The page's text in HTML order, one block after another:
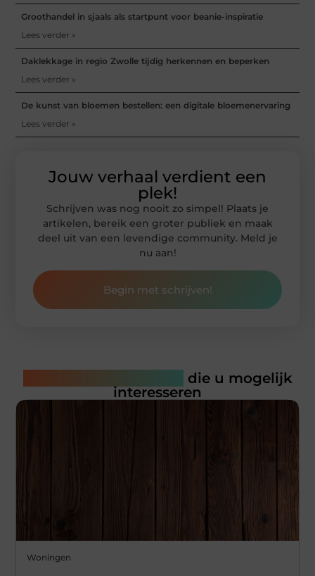
Groothandel in sjaals als startpunt voor beanie-inspiratie
Lees verder »
Daklekkage in regio Zwolle tijdig herkennen en beperken
Lees verder »
De kunst van bloemen bestellen: een digitale bloemenervaring
Lees verder »
Jouw verhaal verdient een
plek!
Schrijven was nog nooit zo simpel! Plaats je
artikelen, bereik een groter publiek en maak
deel uit van een levendige community. Meld je
nu aan!
Begin met schrijven!
die u mogelijk
interesseren
Woningen